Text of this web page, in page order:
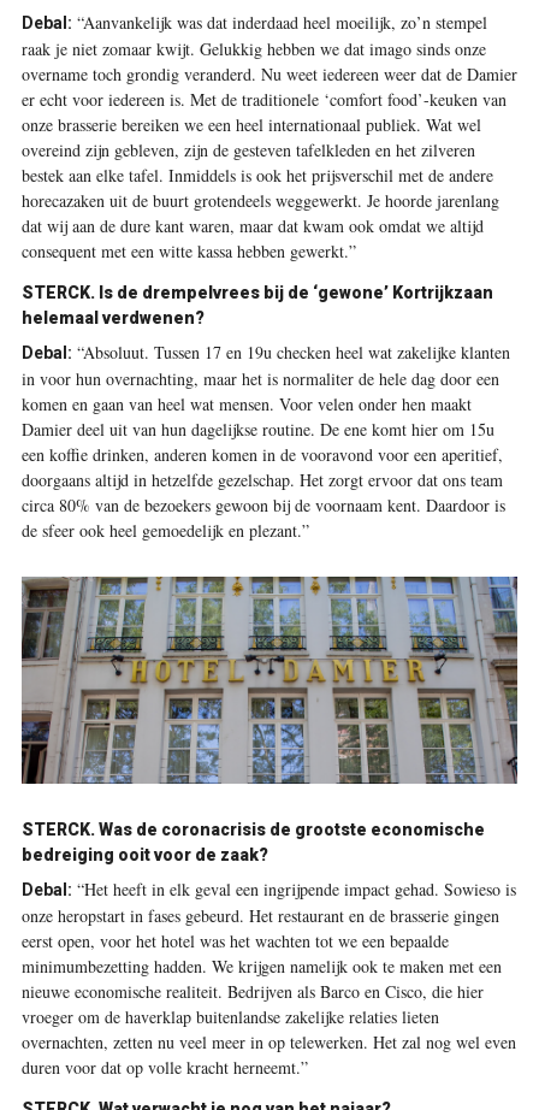
Debal: “Aanvankelijk was dat inderdaad heel moeilijk, zo’n stempel
raak je niet zomaar kwijt. Gelukkig hebben we dat imago sinds onze
overname toch grondig veranderd. Nu weet iedereen weer dat de Damier
er echt voor iedereen is. Met de traditionele ‘comfort food’-keuken van
onze brasserie bereiken we een heel internationaal publiek. Wat wel
overeind zijn gebleven, zijn de gesteven tafelkleden en het zilveren
bestek aan elke tafel. Inmiddels is ook het prijsverschil met de andere
horecazaken uit de buurt grotendeels weggewerkt. Je hoorde jarenlang
dat wij aan de dure kant waren, maar dat kwam ook omdat we altijd
consequent met een witte kassa hebben gewerkt.”
STERCK. Is de drempelvrees bij de ‘gewone’ Kortrijkzaan
helemaal verdwenen?
Debal: “Absoluut. Tussen 17 en 19u checken heel wat zakelijke klanten
in voor hun overnachting, maar het is normaliter de hele dag door een
komen en gaan van heel wat mensen. Voor velen onder hen maakt
Damier deel uit van hun dagelijkse routine. De ene komt hier om 15u
een koffie drinken, anderen komen in de vooravond voor een aperitief,
doorgaans altijd in hetzelfde gezelschap. Het zorgt ervoor dat ons team
circa 80% van de bezoekers gewoon bij de voornaam kent. Daardoor is
de sfeer ook heel gemoedelijk en plezant.”
STERCK. Was de corona­crisis de grootste economische
bedreiging ooit voor de zaak?
Debal: “Het heeft in elk geval een ingrijpende impact gehad. Sowieso is
onze heropstart in fases gebeurd. Het restaurant en de brasserie gingen
eerst open, voor het hotel was het wachten tot we een bepaalde
minimumbezetting hadden. We krijgen namelijk ook te maken met een
nieuwe economische realiteit. Bedrijven als Barco en Cisco, die hier
vroeger om de haverklap buitenlandse zakelijke relaties lieten
overnachten, zetten nu veel meer in op telewerken. Het zal nog wel even
duren voor dat op volle kracht herneemt.”